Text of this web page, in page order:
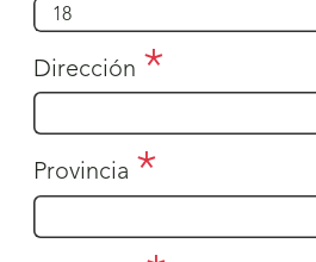
Dirección
Provincia